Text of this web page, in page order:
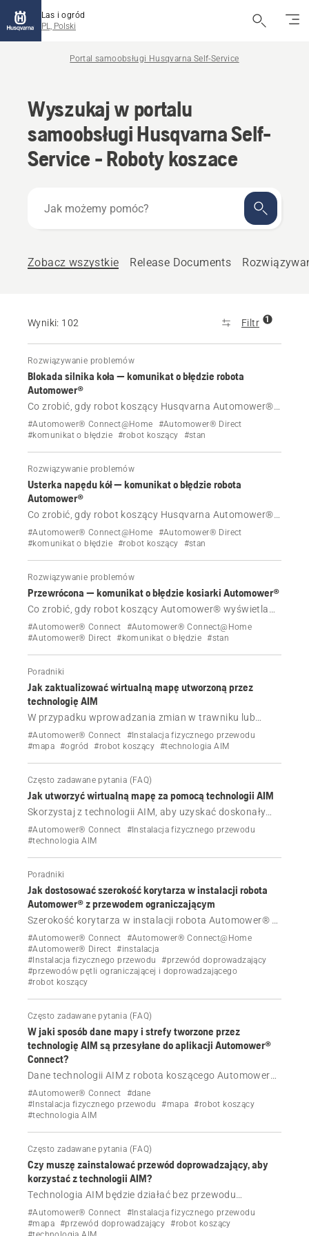
Las i ogród
PL, Polski
Portal samoobsługi Husqvarna Self-Service
Wyszukaj w portalu
samoobsługi Husqvarna Self-
Service - Roboty koszace
możemy
Zobacz wszystkie Release Documents
Wyniki: 102 Filtr 1
Rozwiązywanie problemów
Blokada silnika koła — komunikat o błędzie robota
Automower®
Co zrobić, gdy robot koszący Husqvarna Automower®
wyświetla komunikat o błędzie Blokada silnika koła.
#Automower® Connect@Home
#Automower® Direct
#komunikat o błędzie #robot koszący #stan
Rozwiązywanie problemów
Usterka napędu kół — komunikat o błędzie robota
Automower®
Co zrobić, gdy robot koszący Husqvarna Automower®
wyświetla komunikat o błędzie Usterka napędu kół.
#Automower® Connect@Home
#Automower® Direct
#komunikat o błędzie #robot koszący #stan
Rozwiązywanie problemów
Przewrócona — komunikat o błędzie kosiarki Automower®
Co zrobić, gdy robot koszący Automower® wyświetla
komunikat o błędzie Przewrócona.
#Automower® Connect
#Automower® Connect@Home
#Automower® Direct #komunikat o błędzie #stan
Poradniki
Jak zaktualizować wirtualną mapę utworzoną przez
technologię AIM
W przypadku wprowadzania zmian w trawniku lub
instalacji robota Automower® z fizycznym przewodem
ograniczającym i technologią AIM, można utworzyć
#Automower® Connect
#Instalacja fizycznego przewodu
#mapa #ogród #robot koszący #technologia AIM
Często zadawane pytania (FAQ)
Jak utworzyć wirtualną mapę za pomocą technologii AIM
Skorzystaj z technologii AIM, aby uzyskać doskonały
wgląd w trawnik i kontrolę nad nim i nad robotem
koszącym Automower® z fizycznym przewodem
#Automower® Connect
#Instalacja fizycznego przewodu
#technologia AIM
Poradniki
Jak dostosować szerokość korytarza w instalacji robota
Automower® z przewodem ograniczającym
Szerokość korytarza w instalacji robota Automower® z
fizycznym przewodem ograniczającym jest regulowana
automatycznie, ale można ją ustawić także ręcznie.
Dowiedz się, jak to zrobić.
#Automower® Connect
#Automower® Connect@Home
#Automower® Direct #instalacja
#Instalacja fizycznego przewodu
#przewód doprowadzający
#przewodów pętli ograniczającej i doprowadzającego
#robot koszący
Często zadawane pytania (FAQ)
W jaki sposób dane mapy i strefy tworzone przez
technologię AIM są przesyłane do aplikacji Automower®
Connect?
Dane technologii AIM z robota koszącego Automower®
z fizycznym przewodem ograniczającym są wysyłane
do Automower® Connect za pomocą Wi-Fi lub łączności
komórkowej.
#Automower® Connect
#dane
#Instalacja fizycznego przewodu
#mapa
#robot koszący
#technologia AIM
Często zadawane pytania (FAQ)
Czy muszę zainstalować przewód doprowadzający, aby
korzystać z technologii AIM?
Technologia AIM będzie działać bez przewodu
doprowadzającego w instalacji robota koszącego
Automower® z fizycznym przewodem ograniczającym,
#Automower® Connect
#Instalacja fizycznego przewodu
#mapa #przewód doprowadzający #robot koszący